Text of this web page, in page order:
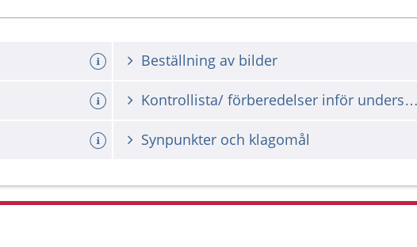
Beställning av bilder
Kontrollista/ förberedelser
Synpunkter och klagomål